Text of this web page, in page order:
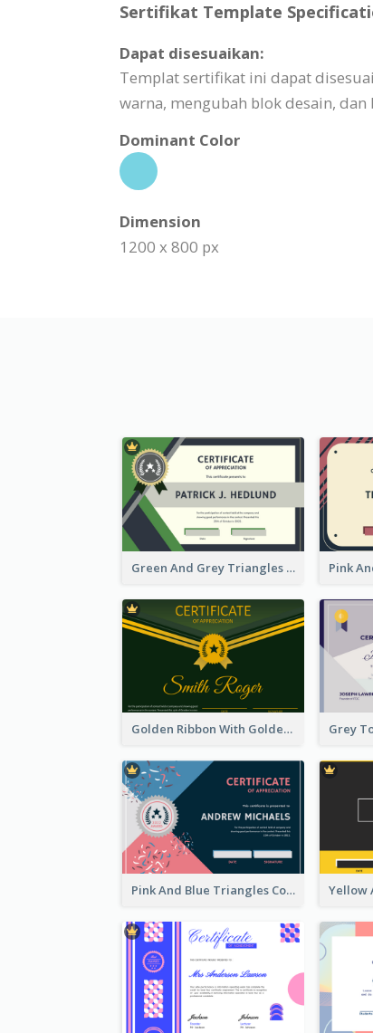
Sertifikat Template
Dapat disesuaikan:
Templat sertifikat ini dapat
warna, mengubah blok desain, dan
Dominant Color
Dimension
1200 x 800 px
Green And Grey Triangles With Badge Certificate
Golden Ribbon With Golden Badge Appreciation Certificate Design
Pink And Blue Triangles Confetti Celebration Certificate